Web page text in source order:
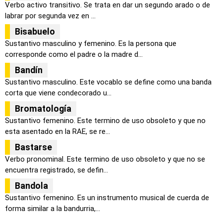
Verbo activo transitivo. Se trata en dar un segundo arado o de
labrar por segunda vez en ...
Bisabuelo
Sustantivo masculino y femenino. Es la persona que
corresponde como el padre o la madre d...
Bandín
Sustantivo masculino. Este vocablo se define como una banda
corta que viene condecorado u...
Bromatología
Sustantivo femenino. Este termino de uso obsoleto y que no
esta asentado en la RAE, se re...
Bastarse
Verbo pronominal. Este termino de uso obsoleto y que no se
encuentra registrado, se defin...
Bandola
Sustantivo femenino. Es un instrumento musical de cuerda de
forma similar a la bandurria,...